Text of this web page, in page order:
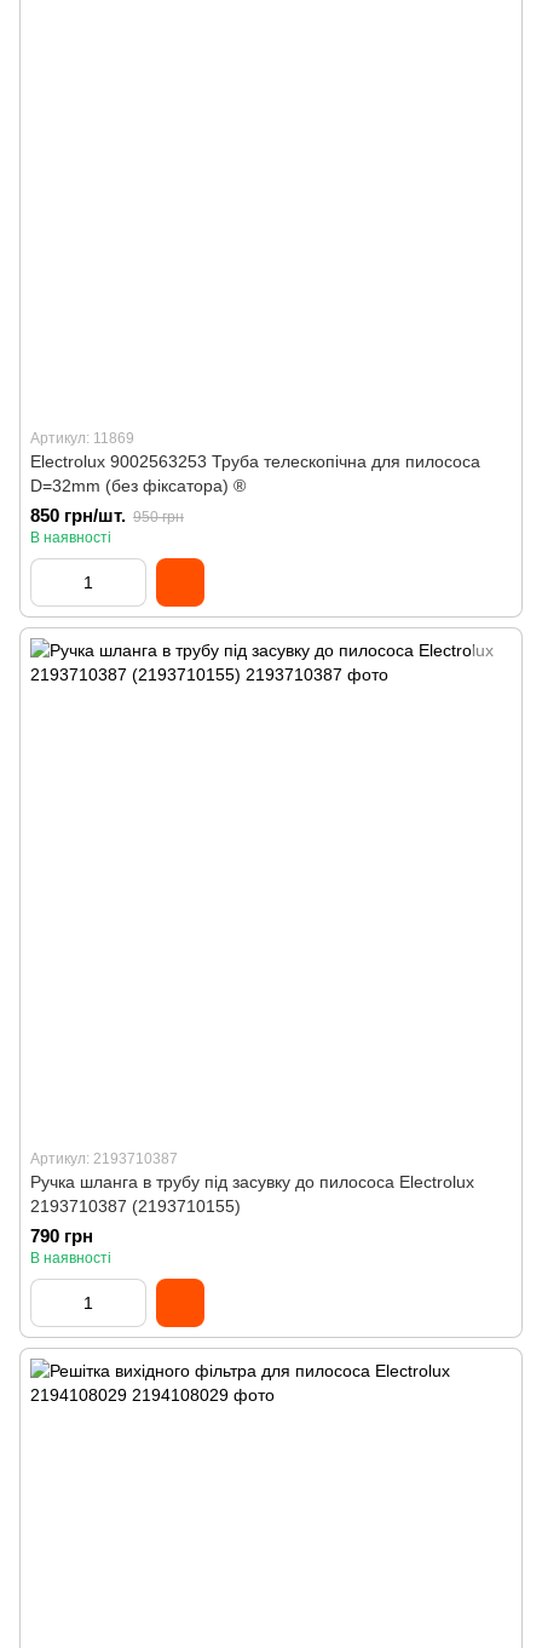
Артикул: 11869
Electrolux 9002563253 Труба телескопічна для пилососа
D=32mm (без фіксатора) ®
850 грн/шт. 950 грн
В наявності
Артикул: 2193710387
Ручка шланга в трубу під засувку до пилососа Electrolux
2193710387 (2193710155)
790 грн
В наявності